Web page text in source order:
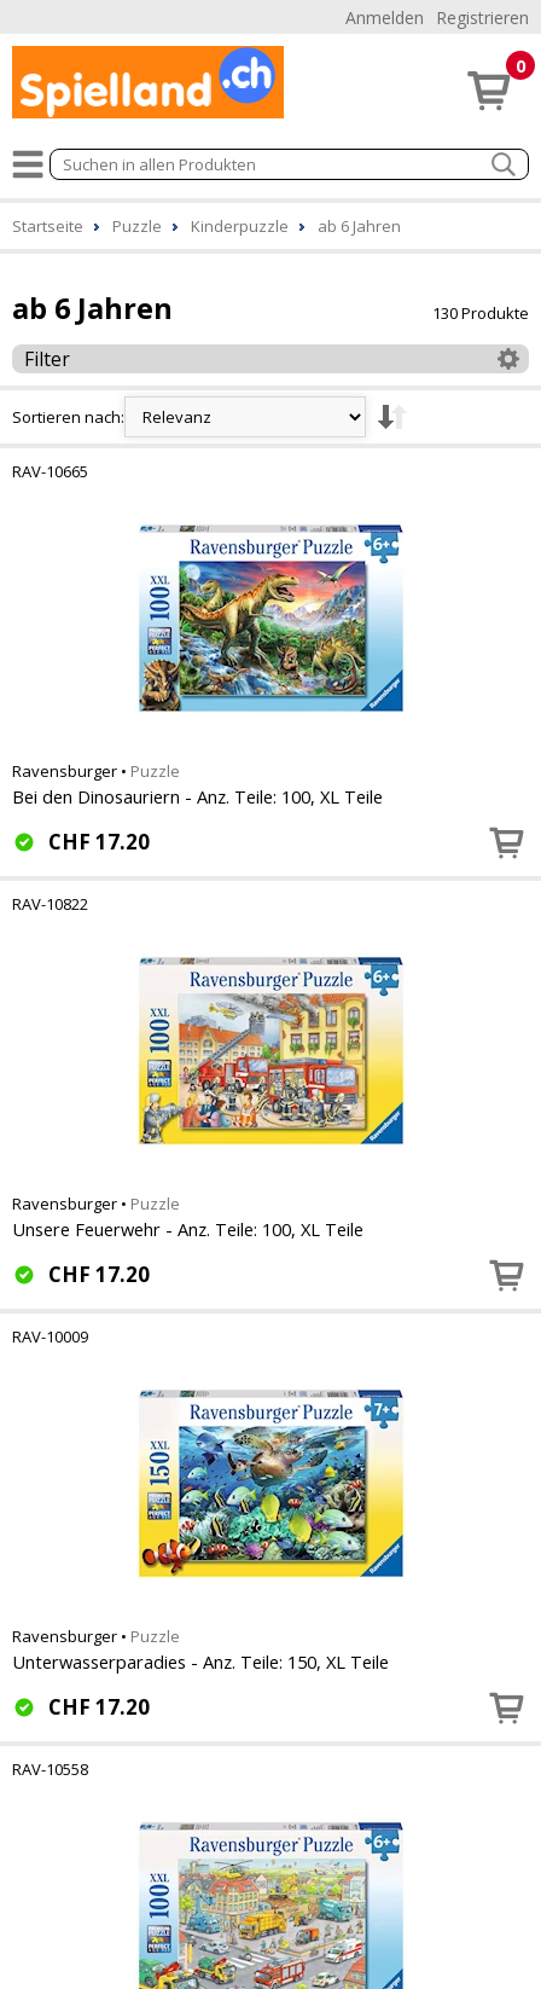
Anmelden Registrieren
0
Startseite Puzzle Kinderpuzzle ab 6 Jahren
ab 6 Jahren 130 Produkte
Filter
Sortieren nach:
RAV-10665
Ravensburger • Puzzle
Bei den Dinosauriern - Anz. Teile: 100, XL Teile
CHF 17.20
RAV-10822
Ravensburger • Puzzle
Unsere Feuerwehr - Anz. Teile: 100, XL Teile
CHF 17.20
RAV-10009
Ravensburger • Puzzle
Unterwasserparadies - Anz. Teile: 150, XL Teile
CHF 17.20
RAV-10558